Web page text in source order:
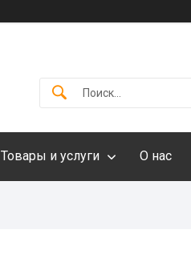
Товары и услуги О нас